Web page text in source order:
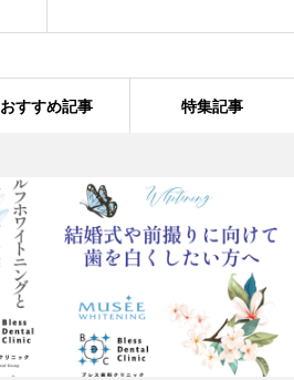
おすすめ記事 特集記事